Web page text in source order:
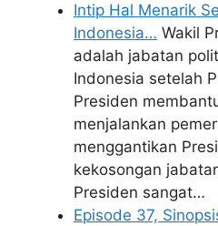
Intip Hal Menarik
Indonesia… Wakil
adalah jabatan
Indonesia setelah
Presiden
menjalankan
menggantikan
kekosongan
Presiden sangat…
Episode 37,